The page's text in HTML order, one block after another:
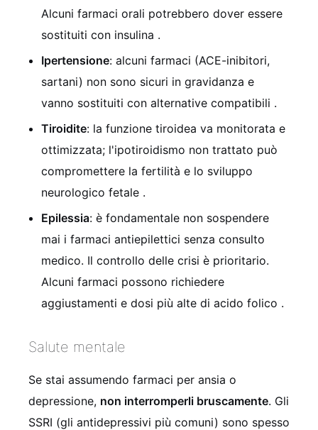
Alcuni farmaci orali potrebbero dover essere
sostituiti con insulina .
Ipertensione: alcuni farmaci (ACE-inibitori,
sartani) non sono sicuri in gravidanza e
vanno sostituiti con alternative compatibili .
Tiroidite: la funzione tiroidea va monitorata e
ottimizzata; l'ipotiroidismo non trattato può
compromettere la fertilità e lo sviluppo
neurologico fetale .
Epilessia: è fondamentale non sospendere
mai i farmaci antiepilettici senza consulto
medico. Il controllo delle crisi è prioritario.
Alcuni farmaci possono richiedere
aggiustamenti e dosi più alte di acido folico .
Salute mentale
Se stai assumendo farmaci per ansia o
depressione, non interromperli bruscamente. Gli
SSRI (gli antidepressivi più comuni) sono spesso